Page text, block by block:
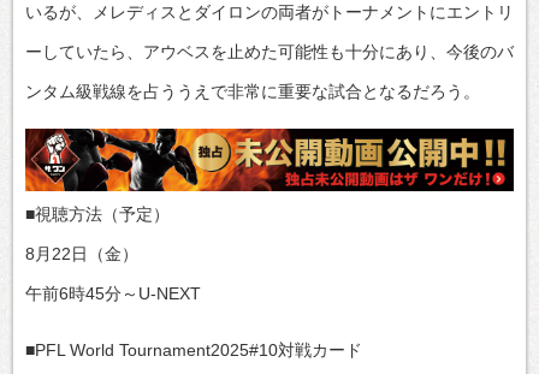
いるが、メレディスとダイロンの両者がトーナメントにエントリ
ーしていたら、アウベスを止めた可能性も十分にあり、今後のバ
ンタム級戦線を占ううえで非常に重要な試合となるだろう。
■視聴方法（予定）
8月22日（金）
午前6時45分～U-NEXT
■PFL World Tournament2025#10対戦カード